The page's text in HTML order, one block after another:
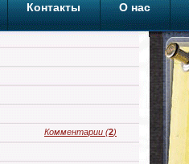
Контакты О нас
Комментарии (2)